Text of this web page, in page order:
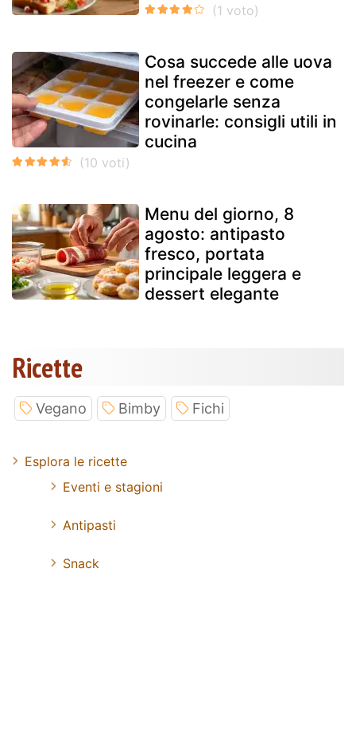
Cosa succede alle uova
nel freezer e come
congelarle senza
rovinarle: consigli utili in
cucina
Menu del giorno, 8
agosto: antipasto
fresco, portata
principale leggera e
dessert elegante
Ricette
Vegano Bimby Fichi
Esplora le ricette
Eventi e stagioni
Antipasti
Snack